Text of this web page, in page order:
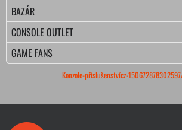
BAZÁR
CONSOLE OUTLET
GAME FANS
Konzole-příslušenstvícz-